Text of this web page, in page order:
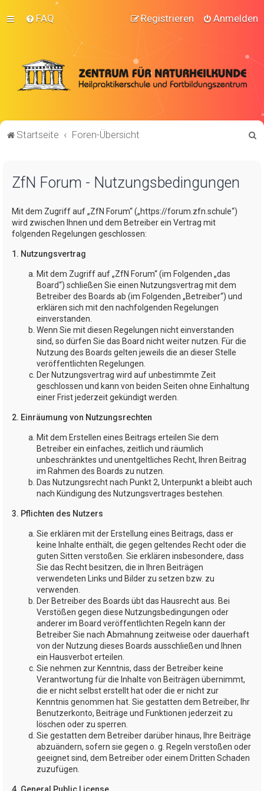
FAQ Anmelden
Registrieren
Startseite Foren-Übersicht
ZfN Forum - Nutzungsbedingungen
Mit dem Zugriff auf „ZfN Forum“ („https://forum.zfn.schule“)
wird zwischen Ihnen und dem Betreiber ein Vertrag mit
folgenden Regelungen geschlossen:
1. Nutzungsvertrag
Mit dem Zugriff auf „ZfN Forum“ (im Folgenden „das
Board“) schließen Sie einen Nutzungsvertrag mit dem
Betreiber des Boards ab (im Folgenden „Betreiber“) und
erklären sich mit den nachfolgenden Regelungen
einverstanden.
Wenn Sie mit diesen Regelungen nicht einverstanden
sind, so dürfen Sie das Board nicht weiter nutzen. Für die
Nutzung des Boards gelten jeweils die an dieser Stelle
veröffentlichten Regelungen.
Der Nutzungsvertrag wird auf unbestimmte Zeit
geschlossen und kann von beiden Seiten ohne Einhaltung
einer Frist jederzeit gekündigt werden.
2. Einräumung von Nutzungsrechten
Mit dem Erstellen eines Beitrags erteilen Sie dem
Betreiber ein einfaches, zeitlich und räumlich
unbeschränktes und unentgeltliches Recht, Ihren Beitrag
im Rahmen des Boards zu nutzen.
Das Nutzungsrecht nach Punkt 2, Unterpunkt a bleibt auch
nach Kündigung des Nutzungsvertrages bestehen.
3. Pflichten des Nutzers
Sie erklären mit der Erstellung eines Beitrags, dass er
keine Inhalte enthält, die gegen geltendes Recht oder die
guten Sitten verstoßen. Sie erklären insbesondere, dass
Sie das Recht besitzen, die in Ihren Beiträgen
verwendeten Links und Bilder zu setzen bzw. zu
verwenden.
Der Betreiber des Boards übt das Hausrecht aus. Bei
Verstößen gegen diese Nutzungsbedingungen oder
anderer im Board veröffentlichten Regeln kann der
Betreiber Sie nach Abmahnung zeitweise oder dauerhaft
von der Nutzung dieses Boards ausschließen und Ihnen
ein Hausverbot erteilen.
Sie nehmen zur Kenntnis, dass der Betreiber keine
Verantwortung für die Inhalte von Beiträgen übernimmt,
die er nicht selbst erstellt hat oder die er nicht zur
Kenntnis genommen hat. Sie gestatten dem Betreiber, Ihr
Benutzerkonto, Beiträge und Funktionen jederzeit zu
löschen oder zu sperren.
Sie gestatten dem Betreiber darüber hinaus, Ihre Beiträge
abzuändern, sofern sie gegen o. g. Regeln verstoßen oder
geeignet sind, dem Betreiber oder einem Dritten Schaden
zuzufügen.